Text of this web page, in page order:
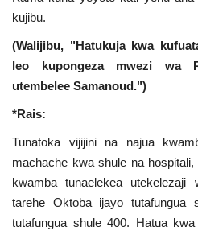
kujibu.
(Walijibu, "Hatukuja kwa
leo kupongeza mwezi wa
utembelee Samanoud.")
*Rais:
Tunatoka vijijini na najua
machache kwa shule na
kwamba tunaelekea
tarehe Oktoba ijayo tutafungua
tutafungua shule 400. Hatua